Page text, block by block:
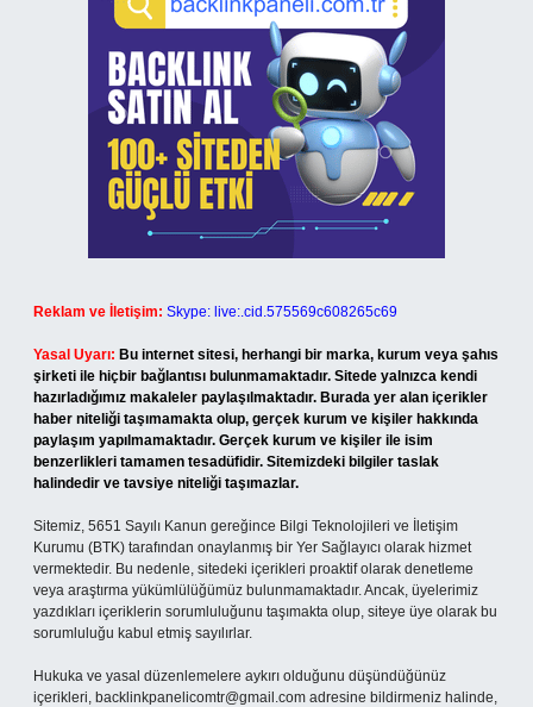
Reklam ve İletişim: Skype: live:.cid.575569c608265c69
Yasal Uyarı: Bu internet sitesi, herhangi bir marka, kurum veya şahıs
şirketi ile hiçbir bağlantısı bulunmamaktadır. Sitede yalnızca kendi
hazırladığımız makaleler paylaşılmaktadır. Burada yer alan içerikler
haber niteliği taşımamakta olup, gerçek kurum ve kişiler hakkında
paylaşım yapılmamaktadır. Gerçek kurum ve kişiler ile isim
benzerlikleri tamamen tesadüfidir. Sitemizdeki bilgiler taslak
halindedir ve tavsiye niteliği taşımazlar.
Sitemiz, 5651 Sayılı Kanun gereğince Bilgi Teknolojileri ve İletişim
Kurumu (BTK) tarafından onaylanmış bir Yer Sağlayıcı olarak hizmet
vermektedir. Bu nedenle, sitedeki içerikleri proaktif olarak denetleme
veya araştırma yükümlülüğümüz bulunmamaktadır. Ancak, üyelerimiz
yazdıkları içeriklerin sorumluluğunu taşımakta olup, siteye üye olarak bu
sorumluluğu kabul etmiş sayılırlar.
Hukuka ve yasal düzenlemelere aykırı olduğunu düşündüğünüz
içerikleri, backlinkpanelicomtr@gmail.com adresine bildirmeniz halinde,